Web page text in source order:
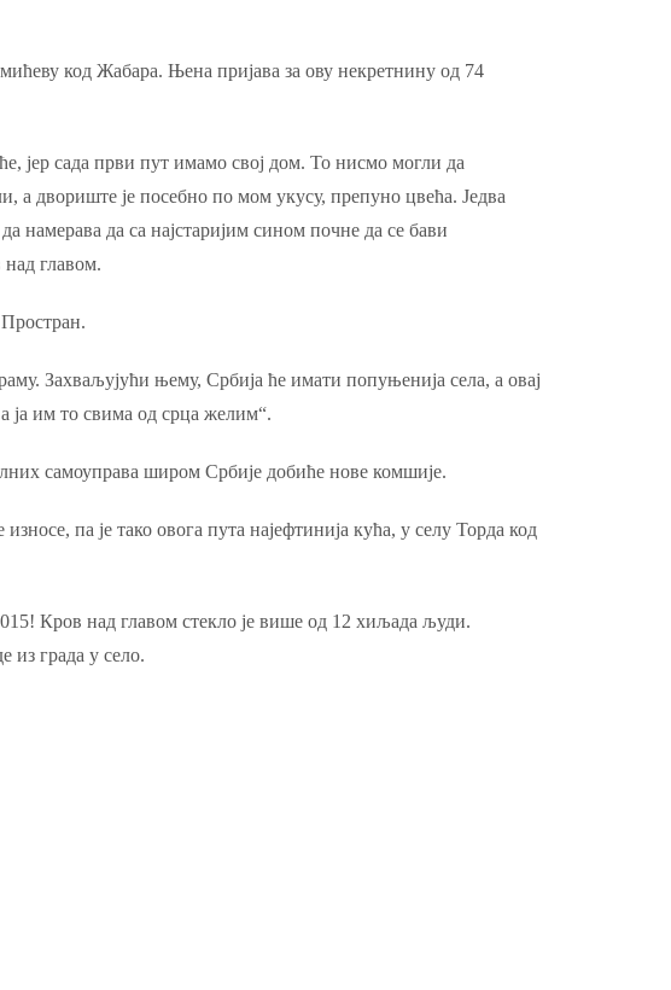
код Жабара. Њена пријава за ову некретнину од 74
јер сада први пут имамо свој дом. То нисмо могли да
а двориште је посебно по мом укусу, препуно цвећа. Једва
намерава да са најстаријим сином почне да се бави
главом.
Захваљујући њему, Србија ће имати попуњенија села, а овај
а ја им то свима од срца желим“.
самоуправа широм Србије добиће нове комшије.
па је тако овога пута најефтинија кућа, у селу Торда код
Кров над главом стекло је више од 12 хиљада људи.
из града у село.